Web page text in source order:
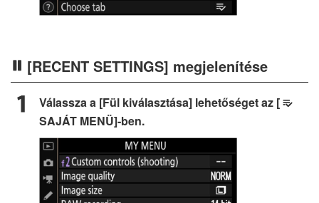
[RECENT SETTINGS] megjelenítése
Válassza a [Fül kiválasztása] lehetőséget az [ O
SAJÁT MENÜ]-ben.